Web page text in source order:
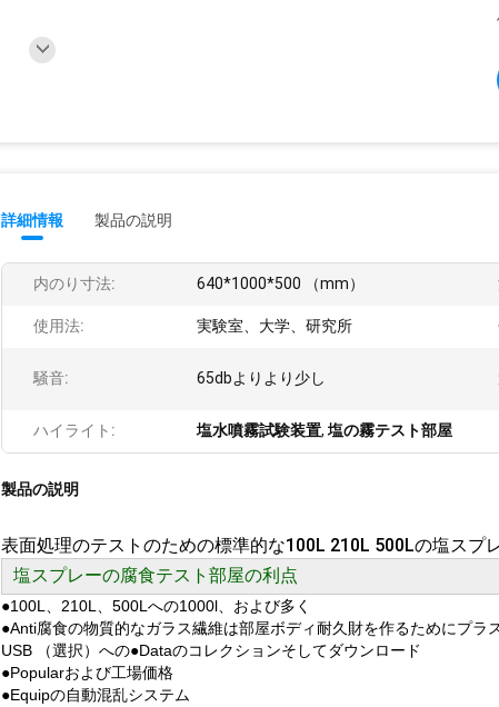
詳細情報 製品の説明
内のり寸法: 640*1000*500 （mm）
使用法: 実験室、大学、研究所
騒音: 65dbよりより少し
ハイライト: 塩水噴霧試験装置, 塩の霧テスト部屋
製品の説明
表面処理のテストのための標準的な100L 210L 500Lの塩スプ
塩スプレーの腐食テスト部屋の利点
●100L、210L、500Lへの1000l、および多く
●Anti腐食の物質的なガラス繊維は部屋ボディ耐久財を作るためにプラ
USB （選択）への●Dataのコレクションそしてダウンロード
●Popularおよび工場価格
●Equipの自動混乱システム